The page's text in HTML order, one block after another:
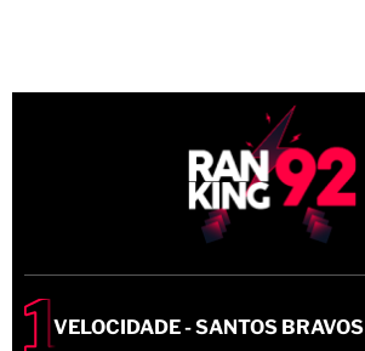
VELOCIDADE - SANTOS BRAVOS